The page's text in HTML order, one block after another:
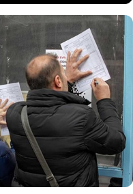
milyonlarca kişi, 2024
başvurusu yapmayı
alınması gereken
ikinci yarısında
başvurularını
bir kayıp